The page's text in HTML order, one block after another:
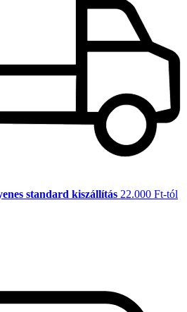
standard kiszállítás 22.000 Ft-tól